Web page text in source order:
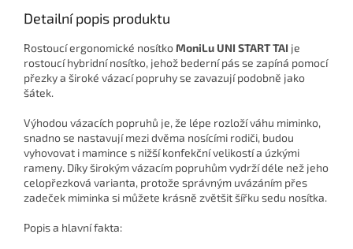
Detailní popis produktu
Rostoucí ergonomické nosítkoMoniLu UNI STARTTAI je
rostoucí hybridní nosítko, jehož bederní pás se zapíná pomocí
přezky a široké vázací popruhy se zavazují podobně jako
šátek.
Výhodou vázacích popruhů je, že lépe rozloží váhu miminko,
snadno se nastavují mezi dvěma nosícími rodiči, budou
vyhovovat i mamince s nižší konfekční velikostí a úzkými
rameny. Díky širokým vázacím popruhům vydrží déle než jeho
celopřezková varianta, protože správným uvázáním přes
zadeček miminka si můžete krásně zvětšit šířku sedu nosítka.
Popis a hlavní fakta: